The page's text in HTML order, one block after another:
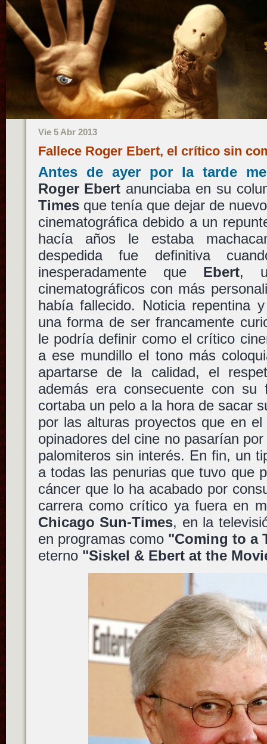
Vie 5 Abr 2013
Fallece Roger Ebert, el crítico sin
Antes de ayer por la tarde
Roger Ebert anunciaba en su
Timesque tenía que dejar de
cinematográfica debido a un
hacía años le estaba
despedida fue definitiva
inesperadamente que Ebert,
cinematográficos con más
había fallecido. Noticia repentina
una forma de ser francamente
le podría definir como el crítico
a ese mundillo el tono más
apartarse de la calidad, el
además era consecuente con
cortaba un pelo a la hora de sacar
por las alturas proyectos que en
opinadores del cine no pasarían
palomiteros sin interés. En fin, un
a todas las penurias que tuvo que
cáncer que lo ha acabado por
carrera como crítico ya fuera en
Chicago Sun-Times, en la
en programas como "Coming to a
eterno "Siskel & Ebert at the